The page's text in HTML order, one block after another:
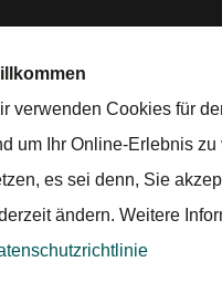
der Buchung, eine gute
Kosten, die vor oder
–
–
verwenden Cookies für
um Ihr Online-Erlebnis
es sei denn, Sie
ändern. Weitere